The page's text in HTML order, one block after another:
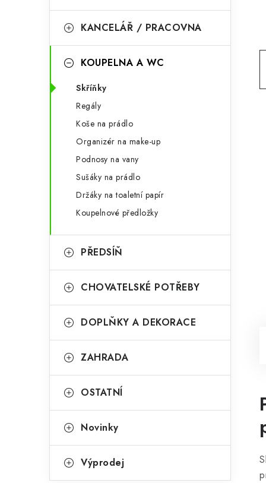
n
n
p
i
KANCELÁŘ / PRACOVNA
KOUPELNA A WC
Skříňky
Regály
Koše na prádlo
Organizér na make-up
Podnosy na vany
Sušáky na prádlo
Držáky na toaletní papír
Koupelnové předložky
PŘEDSÍŇ
CHOVATELSKÉ POTŘEBY
DOPLŇKY A DEKORACE
ZAHRADA
OSTATNÍ
Novinky
Výprodej